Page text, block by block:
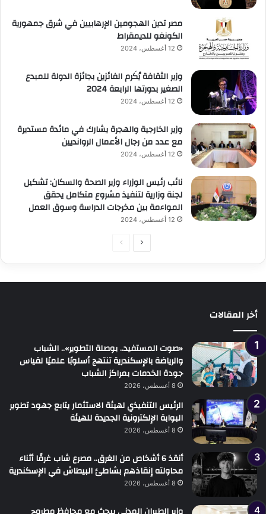
مصر تدين الهجومين الإرهابيين في شرق جمهورية
الكونغو للديمقراط
12 أغسطس، 2024
وزير الثقافة يُكَرم الفائزين بجائزة الدولة للمبدع
الصغير بدورتها الرابعة 2024
12 أغسطس، 2024
وزير الخارجية والهجرة يشارك في مائدة مستديرة
مع عدد من رجال الأعمال الروانديين
12 أغسطس، 2024
نائب رئيس الوزراء وزير الصحة والسكان: تشكيل
لجنة وزارية لتنفيذ مشروع متكامل يحقق
المواءمة بين مخرجات الدراسة وسوق العمل
12 أغسطس، 2024
الصفحةالصفحة
أخر المقالات
«صوت المستفيد.. بوصلة التطوير».. الشباب
والرياضة بالإسكندرية تنتهج أسلوبًا علميًا لقياس
جودة الخدمات بمراكز الشباب
8 أغسطس، 2026
الرئيس التنفيذي لهيئة الاستثمار يتابع جهود تطوير
البوابة الإلكترونية الجديدة للهيئة
8 أغسطس، 2026
أنقذ 6 أشخاص من الغرق.. مصرع شاب غرقًا أثناء
محاولته إنقاذهم بشاطئ البيطاش في الإسكندرية
8 أغسطس، 2026